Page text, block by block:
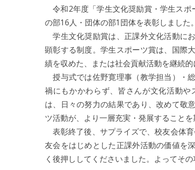
令和2年度「学生文化奨励賞・学生スポ
の部16人・団体の部1団体を表彰しました。
学生文化奨励賞は、正課外文化活動に
顕彰する制度。学生スポーツ賞は、国際
績を収めた、または社会貢献活動を継続
授与式では佐野寛理事（教学担当）・
禍にもかかわらず、皆さんが文化活動
は、日々の努力の結果であり、改めて敬
ツ活動が、より一層充実・発展すること
表彰終了後、サプライズで、校友会体
友会をはじめとした正課外活動の価値を
く後押ししてくださいました。よってそ